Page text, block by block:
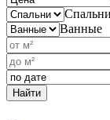
Спальни
Ванные
Найти